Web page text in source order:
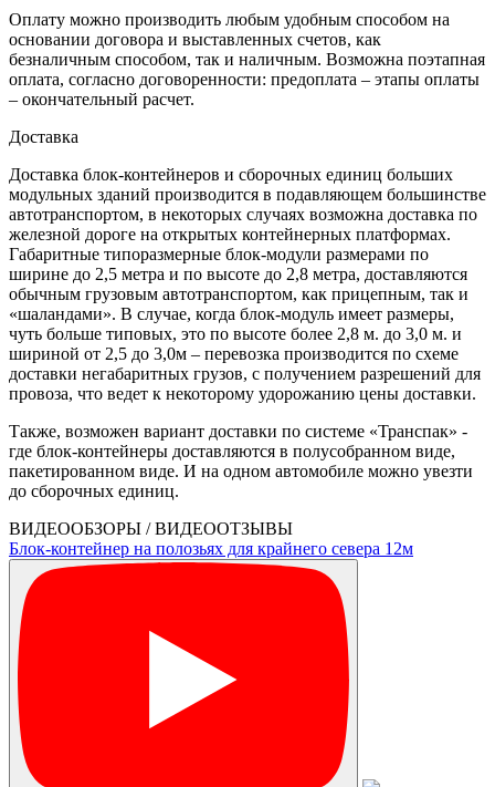
Оплату можно производить любым удобным способом на
основании договора и выставленных счетов, как
безналичным способом, так и наличным. Возможна поэтапная
оплата, согласно договоренности: предоплата – этапы оплаты
– окончательный расчет.
Доставка
Доставка блок-контейнеров и сборочных единиц больших
модульных зданий производится в подавляющем большинстве
автотранспортом, в некоторых случаях возможна доставка по
железной дороге на открытых контейнерных платформах.
Габаритные типоразмерные блок-модули размерами по
ширине до 2,5 метра и по высоте до 2,8 метра, доставляются
обычным грузовым автотранспортом, как прицепным, так и
«шаландами». В случае, когда блок-модуль имеет размеры,
чуть больше типовых, это по высоте более 2,8 м. до 3,0 м. и
шириной от 2,5 до 3,0м – перевозка производится по схеме
доставки негабаритных грузов, с получением разрешений для
провоза, что ведет к некоторому удорожанию цены доставки.
Также, возможен вариант доставки по системе «Транспак» -
где блок-контейнеры доставляются в полусобранном виде,
пакетированном виде. И на одном автомобиле можно увезти
до сборочных единиц.
ВИДЕООБЗОРЫ / ВИДЕООТЗЫВЫ
Блок-контейнер на полозьях для крайнего севера 12м